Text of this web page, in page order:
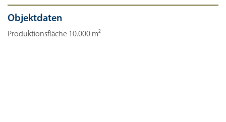
Objektdaten
Produktionsfläche 10.000 m²